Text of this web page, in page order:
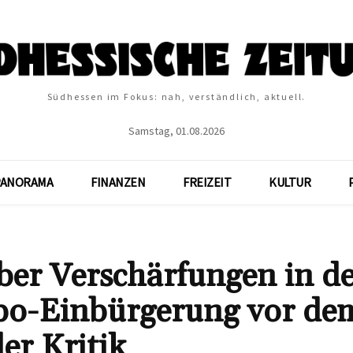
Südhessen im Fokus: nah, verständlich, aktuell.
Samstag, 01.08.2026
FINANZEN FREIZEIT KULTUR
Verschärfungen in
Einbürgerung vor